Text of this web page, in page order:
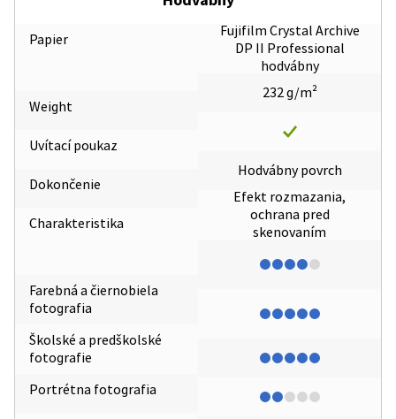
Papier
Weight
Uvítací poukaz
Dokončenie
Charakteristika
Farebná a čiernobiela
fotografia
Školské a predškolské
fotografie
Portrétna fotografia
Fujifilm Crystal Archive
DP II Professional
hodvábny
232 g/m²
Hodvábny povrch
Efekt rozmazania,
ochrana pred
skenovaním